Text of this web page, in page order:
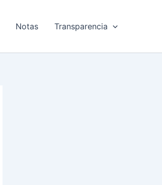
Notas Transparencia